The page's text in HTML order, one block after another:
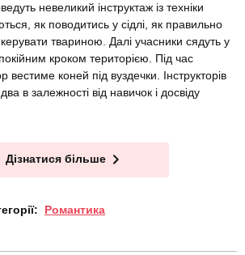
невеликий інструктаж із техніки
як поводитись у сідлі, як правильно
твариною. Далі учасники сядуть у
кроком територією. Під час
вестиме коней під вуздечки. Інструкторів
в залежності від навичок і досвіду
Дізнатися більше
Романтика